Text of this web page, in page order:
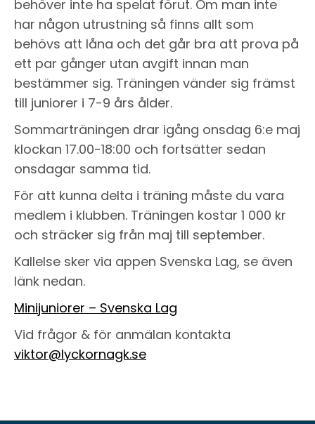
behöver inte ha spelat förut. Om man inte
har någon utrustning så finns allt som
behövs att låna och det går bra att prova på
ett par gånger utan avgift innan man
bestämmer sig. Träningen vänder sig främst
till juniorer i 7-9 års ålder.
Sommarträningen drar igång onsdag 6:e maj
klockan 17.00-18:00 och fortsätter sedan
onsdagar samma tid.
För att kunna delta i träning måste du vara
medlem i klubben. Träningen kostar 1 000 kr
och sträcker sig från maj till september.
Kallelse sker via appen Svenska Lag, se även
länk nedan.
Minijuniorer – Svenska Lag
Vid frågor & för anmälan kontakta
viktor@lyckornagk.se